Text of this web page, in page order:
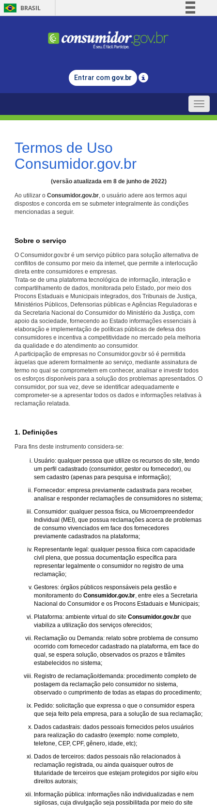
BRASIL
Comunica BR
Legislação
Entrar com gov.br
Toggle
Termos de Uso
Consumidor.gov.br
(versão atualizada em 8 de junho de 2022)
Ao utilizar o Consumidor.gov.br, o usuário adere aos termos aqui
dispostos e concorda em se submeter integralmente às condições
mencionadas a seguir.
Sobre o serviço
O Consumidor.gov.br é um serviço público para solução alternativa de
conflitos de consumo por meio da internet, que permite a interlocução
direta entre consumidores e empresas.
Trata-se de uma plataforma tecnológica de informação, interação e
compartilhamento de dados, monitorada pelo Estado, por meio dos
Procons Estaduais e Municipais integrados, dos Tribunais de Justiça,
Ministérios Públicos, Defensorias públicas e Agências Reguladoras e
da Secretaria Nacional do Consumidor do Ministério da Justiça, com
apoio da sociedade, fornecendo ao Estado informações essenciais à
elaboração e implementação de políticas públicas de defesa dos
consumidores e incentiva a competitividade no mercado pela melhoria
da qualidade e do atendimento ao consumidor.
A participação de empresas no Consumidor.gov.br só é permitida
àquelas que aderem formalmente ao serviço, mediante assinatura de
termo no qual se comprometem em conhecer, analisar e investir todos
os esforços disponíveis para a solução dos problemas apresentados. O
consumidor, por sua vez, deve se identificar adequadamente e
comprometer-se a apresentar todos os dados e informações relativas à
reclamação relatada.
1. Definições
Para fins deste instrumento considera-se:
Usuário: qualquer pessoa que utilize os recursos do site, tendo
um perfil cadastrado (consumidor, gestor ou fornecedor), ou
sem cadastro (apenas para pesquisa e informação);
Fornecedor: empresa previamente cadastrada para receber,
analisar e responder reclamações de consumidores no sistema;
Consumidor: qualquer pessoa física, ou Microempreendedor
Individual (MEI), que possua reclamações acerca de problemas
de consumo vivenciados em face dos fornecedores
previamente cadastrados na plataforma;
Representante legal: qualquer pessoa física com capacidade
civil plena, que possua documentação específica para
representar legalmente o consumidor no registro de uma
reclamação;
Gestores: órgãos públicos responsáveis pela gestão e
monitoramento do Consumidor.gov.br, entre eles a Secretaria
Nacional do Consumidor e os Procons Estaduais e Municipais;
Plataforma: ambiente virtual do site Consumidor.gov.br que
viabiliza a utilização dos serviços oferecidos;
Reclamação ou Demanda: relato sobre problema de consumo
ocorrido com fornecedor cadastrado na plataforma, em face do
qual, se espera solução, observados os prazos e trâmites
estabelecidos no sistema;
Registro de reclamação/demanda: procedimento completo de
postagem da reclamação pelo consumidor no sistema,
observado o cumprimento de todas as etapas do procedimento;
Pedido: solicitação que expressa o que o consumidor espera
que seja feito pela empresa, para a solução de sua reclamação;
Dados cadastrais: dados pessoais fornecidos pelos usuários
para realização do cadastro (exemplo: nome completo,
telefone, CEP, CPF, gênero, idade, etc);
Dados de terceiros: dados pessoais não relacionados à
reclamação registrada, ou ainda quaisquer outros de
titularidade de terceiros que estejam protegidos por sigilo e/ou
direitos autorais;
Informação pública: informações não individualizadas e nem
sigilosas, cuja divulgação seja possibilitada por meio do site